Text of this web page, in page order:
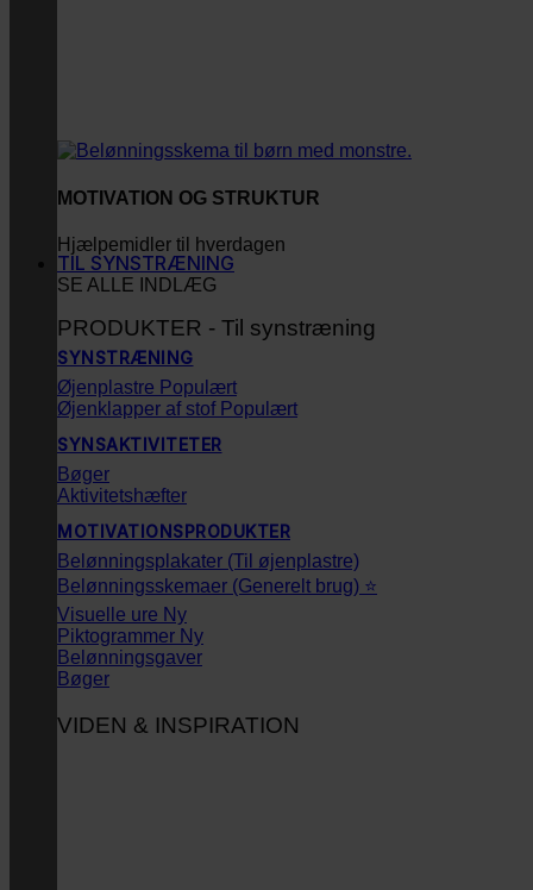
MOTIVATION OG STRUKTUR
Hjælpemidler til hverdagen
SE ALLE INDLÆG
TIL SYNSTRÆNING
PRODUKTER - Til synstræning
SYNSTRÆNING
Øjenplastre
Øjenklapper af stof
SYNSAKTIVITETER
Bøger
Aktivitetshæfter
MOTIVATIONSPRODUKTER
Belønningsplakater (Til øjenplastre)
Belønningsskemaer (Generelt brug) ⭐
Visuelle ure
Piktogrammer
Belønningsgaver
Bøger
VIDEN & INSPIRATION